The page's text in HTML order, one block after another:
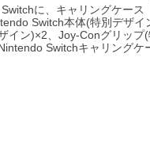
に、キャリングケー
Switch本体(特別デザ
ン)×2、Joy-Conグリップ
Switchキャリング